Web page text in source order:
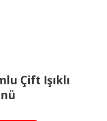
Çift Işıklı